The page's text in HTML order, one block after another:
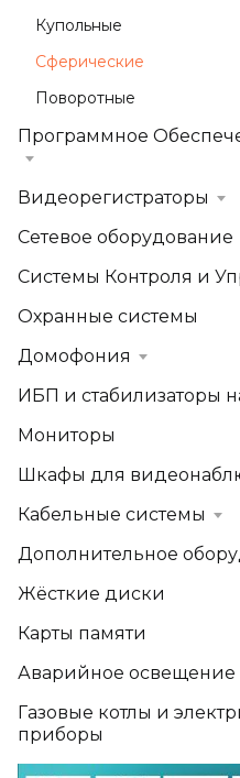
Купольные
Сферические
Поворотные
Программное
Видеорегистраторы
Сетевое оборудование
Системы Контроля и
Охранные системы
Домофония
ИБП и стабилизаторы
Мониторы
Шкафы для
Кабельные системы
Дополнительное
Жёсткие диски
Карты памяти
Аварийное освещение
Газовые котлы и
приборы